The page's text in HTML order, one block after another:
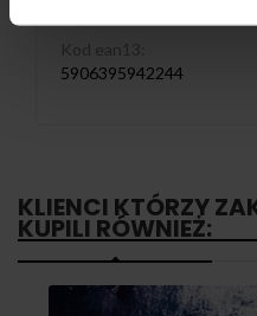
Kod ean13:
5906395942244
KLIENCI KTÓRZY
KUPILI RÓWNIEŻ: